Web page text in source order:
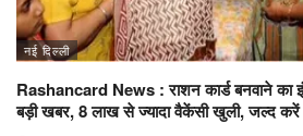
नई दिल्ली
Rashancard News : राशन कार्ड बनवाने का
बड़ी खबर, 8 लाख से ज्यादा वैकेंसी खुली, जल्द